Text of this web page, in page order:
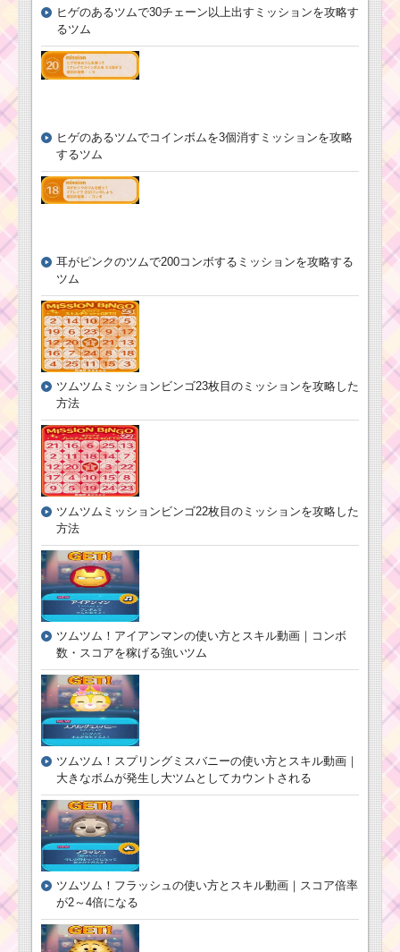
チェーン以上出
すミッションを
ら
ツムツム2月イ
ツムツム5月ズートピ
フィセントドラゴンの3
体登場
ツムツム2016年5月の
キャラクターボ
ーナス！アラジ
ジーニーそれぞ
ヒゲのあるツムで30チェーン以上出すミッションを攻略す
るツム
ヒゲのあるツムでコインボムを3個消すミッションを攻略
するツム
耳がピンクのツムで200コンボするミッションを攻略する
ツム
ツムツムミッションビンゴ23枚目のミッションを攻略した
方法
ツムツムミッションビンゴ22枚目のミッションを攻略した
方法
ツムツム！アイアンマンの使い方とスキル動画｜コンボ
数・スコアを稼げる強いツム
ツムツム！スプリングミスバニーの使い方とスキル動画｜
大きなボムが発生し大ツムとしてカウントされる
ツムツム！フラッシュの使い方とスキル動画｜スコア倍率
が2～4倍になる